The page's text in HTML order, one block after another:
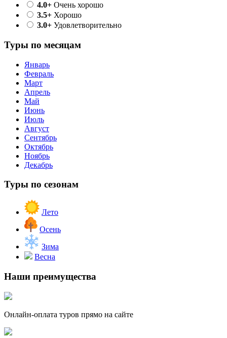
4.0+ Очень хорошо
3.5+ Хорошо
3.0+ Удовлетворительно
Туры по месяцам
Январь
Февраль
Март
Апрель
Май
Июнь
Июль
Август
Сентябрь
Октябрь
Ноябрь
Декабрь
Туры по сезонам
Лето
Осень
Зима
Весна
Наши преимущества
Онлайн-оплата туров прямо на сайте